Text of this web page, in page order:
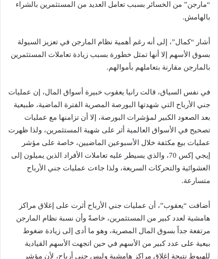
“مارجن” من الخسائر بسبب تعامل العديد من المستثمرين بالشراء
بالهامش.
أشار “كمال”، إلى أنه رغم أهمية نظام المارجن في تعزيز السيولة
بسوق الأسهم إلا أنها تمثل خطورة بسبب زيادة تعاملات المستثمرين
بالمارجن مقارنة بتعاملهم بأموالهم.
في نفس السياق، قالت رانيا يعقوب خبيرة أسواق المال، إن عمليات
جني الأرباح التي شهدتها البورصة المصرية الفترة الماضية، طبيعية
بعد الصعود الكبير لمؤشرات البورصة، إلا أن تزامنها مع عمليات
تصحيح في الأسواق العالمية أثر على شهية المستثمرين، ولذا ظهرت
عمليات بيع مكثفة خلال الأسبوعين الماضيين، خاصة على مؤشر
إيجي إكس 70، والذي يسيطر عليه تعاملات الأفراد الذين يميلون إلى
العشوائية والتحركات السريعة، ولذا جاءت عمليات جني الأرباح
متسارعة.
أضافت “يعقوب”، أن عمليات جني الأرباح أثرت على إغلاق مراكز
هامشية لعدد كبير من المستثمرين، خاصةً وأن نسبة نظام المارجن
مرتفعة جداً بسوق المال المصرية، وهو ما أدى إلى زيادة ضغوط
بيعية على عدد كبير من الأسهم في حين اتجهت الأسهم القيادية
للهبوط نتيجة إغلاق مراكز هامشية وليس جني أرباح، لأن مؤشر